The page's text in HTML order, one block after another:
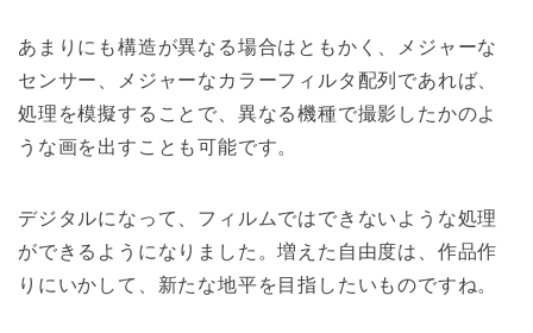
あまりにも構造が異なる場合はともかく、メジャーな
センサー、メジャーなカラーフィルタ配列であれば、
処理を模擬することで、異なる機種で撮影したかのよ
うな画を出すことも可能です。
デジタルになって、フィルムではできないような処理
ができるようになりました。増えた自由度は、作品作
りにいかして、新たな地平を目指したいものですね。